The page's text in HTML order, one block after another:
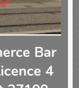
Bar
4